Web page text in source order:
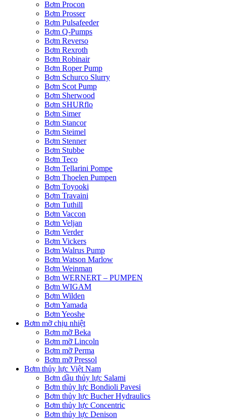
Bơm Procon
Bơm Prosser
Bơm Pulsafeeder
Bơm Q-Pumps
Bơm Reverso
Bơm Rexroth
Bơm Robinair
Bơm Roper Pump
Bơm Schurco Slurry
Bơm Scot Pump
Bơm Sherwood
Bơm SHURflo
Bơm Simer
Bơm Stancor
Bơm Steimel
Bơm Stenner
Bơm Stubbe
Bơm Teco
Bơm Tellarini Pompe
Bơm Thoelen Pumpen
Bơm Toyooki
Bơm Travaini
Bơm Tuthill
Bơm Vaccon
Bơm Veljan
Bơm Verder
Bơm Vickers
Bơm Walrus Pump
Bơm Watson Marlow
Bơm Weinman
Bơm WERNERT – PUMPEN
Bơm WIGAM
Bơm Wilden
Bơm Yamada
Bơm Yeoshe
Bơm mỡ chịu nhiệt
Bơm mỡ Beka
Bơm mỡ Lincoln
Bơm mỡ Perma
Bơm mỡ Pressol
Bơm thủy lực Việt Nam
Bơm dầu thủy lực Salami
Bơm thủy lực Bondioli Pavesi
Bơm thủy lực Bucher Hydraulics
Bơm thủy lực Concentric
Bơm thủy lực Denison